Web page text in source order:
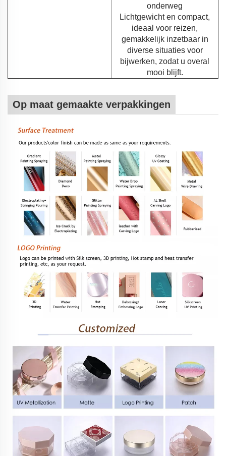
onderweg
Lichtgewicht en compact,
ideaal voor reizen,
gemakkelijk inzetbaar in
diverse situaties voor
bijwerken, zodat u overal
mooi blijft.
Op maat gemaakte verpakkingen